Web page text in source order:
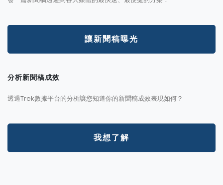
讓新聞稿曝光
分析新聞稿成效
透過Trek數據平台的分析讓您知道你的新聞稿成效表現如何？
我想了解